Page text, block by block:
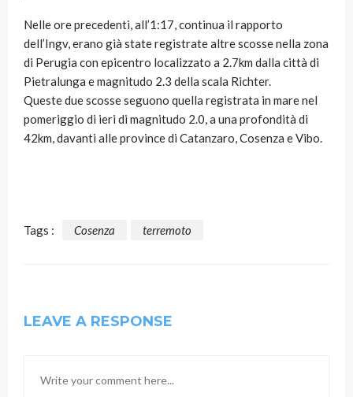
Nelle ore precedenti, all’1:17, continua il rapporto
dell’Ingv, erano già state registrate altre scosse nella zona
di Perugia con epicentro localizzato a 2.7km dalla città di
Pietralunga e magnitudo 2.3 della scala Richter.
Queste due scosse seguono quella registrata in mare nel
pomeriggio di ieri di magnitudo 2.0, a una profondità di
42km, davanti alle province di Catanzaro, Cosenza e Vibo.
Tags : Cosenza terremoto
LEAVE A RESPONSE